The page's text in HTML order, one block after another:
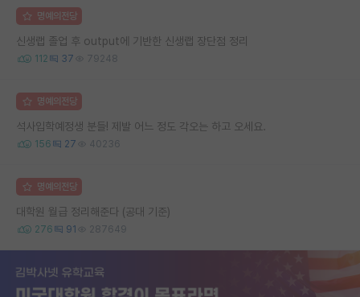
명예의전당
신생랩 졸업 후 output에 기반한 신생랩 장단점 정리
112 37 79248
명예의전당
석사입학예정생 분들! 제발 어느 정도 각오는 하고 오세요.
156 27 40236
명예의전당
대학원 월급 정리해준다 (공대 기준)
276 91 287649